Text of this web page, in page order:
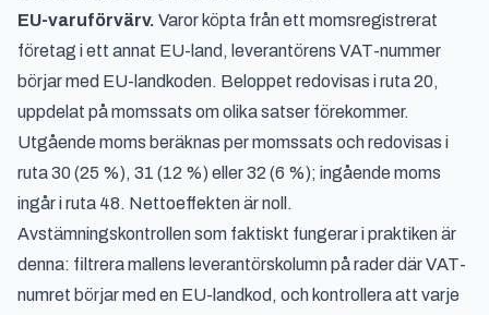
EU-varuförvärv. Varor köpta från ett momsregistrerat
företag i ett annat EU-land, leverantörens VAT-nummer
börjar med EU-landkoden. Beloppet redovisas i ruta 20,
uppdelat på momssats om olika satser förekommer.
Utgående moms beräknas per momssats och redovisas i
ruta 30 (25 %), 31 (12 %) eller 32 (6 %); ingående moms
ingår i ruta 48. Nettoeffekten är noll.
Avstämningskontrollen som faktiskt fungerar i praktiken är
denna: filtrera mallens leverantörskolumn på rader där VAT-
numret börjar med en EU-landkod, och kontrollera att varje